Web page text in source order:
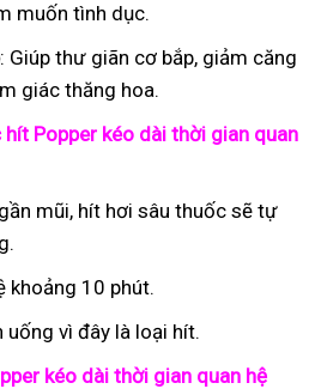
muốn tình dục.
: Giúp thư giãn cơ bắp, giảm căng
giác thăng hoa.
Popper kéo dài thời gian quan
mũi, hít hơi sâu thuốc sẽ tự
khoảng 10 phút.
uống vì đây là loại hít.
kéo dài thời gian quan hệ